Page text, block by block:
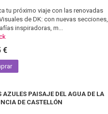
tu próximo viaje con las renovadas
de DK: con nuevas secciones,
inspiradoras, m...
€
AZULES PAISAJE DEL AGUA DE LA
DE CASTELLÓN